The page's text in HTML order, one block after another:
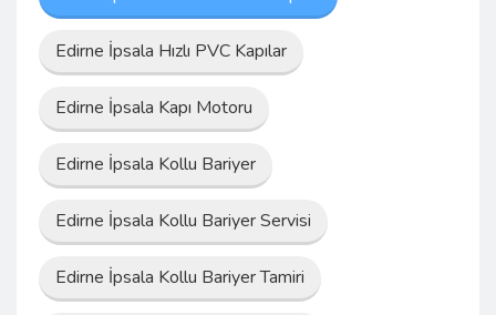
Edirne İpsala Hızlı PVC Kapılar
Edirne İpsala Kapı Motoru
Edirne İpsala Kollu Bariyer
Edirne İpsala Kollu Bariyer Servisi
Edirne İpsala Kollu Bariyer Tamiri